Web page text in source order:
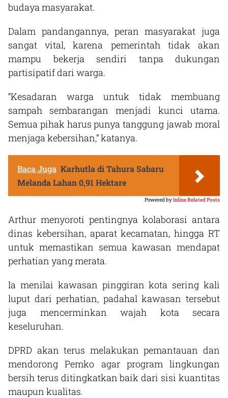
budaya masyarakat.
Dalam pandangannya, peran masyarakat juga
sangat vital, karena pemerintah tidak akan
mampu bekerja sendiri tanpa dukungan
partisipatif dari warga.
“Kesadaran warga untuk tidak membuang
sampah sembarangan menjadi kunci utama.
Semua pihak harus punya tanggung jawab moral
menjaga kebersihan,” katanya.
Baca Juga Karhutla di Tahura Sabaru
Melanda Lahan 0,91 Hektare
Powered byInline Related Posts
Arthur menyoroti pentingnya kolaborasi antara
dinas kebersihan, aparat kecamatan, hingga RT
untuk memastikan semua kawasan mendapat
perhatian yang merata.
Ia menilai kawasan pinggiran kota sering kali
luput dari perhatian, padahal kawasan tersebut
juga mencerminkan wajah kota secara
keseluruhan.
DPRD akan terus melakukan pemantauan dan
mendorong Pemko agar program lingkungan
bersih terus ditingkatkan baik dari sisi kuantitas
maupun kualitas.